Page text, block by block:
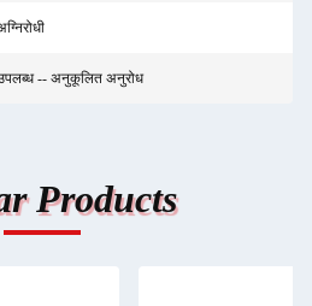
-- अनुकूलित अनुरोध
Products